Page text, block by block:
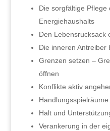
Die sorgfältige Pflege
Energiehaushalts
Den Lebensrucksack
Die inneren Antreiber
Grenzen setzen –
öffnen
Konflikte aktiv
Halt und
Verankerung in der